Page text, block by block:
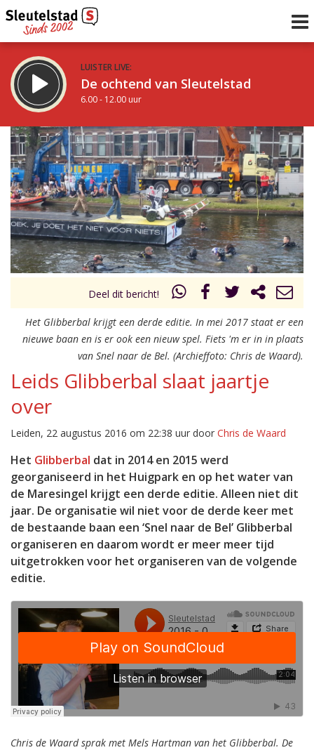
LUISTER LIVE:
De ochtend van Sleutelstad
6.00 - 12.00 uur
STRAKS:
De middag van Sleutelstad
12.00 - 19.00 uur
Vorig uur
uur 1 van 0 Volgend uur
Inklappen
Deel dit bericht!
Het Glibberbal krijgt een derde editie. In mei 2017 staat er een
nieuwe baan en is er ook een nieuw spel. Fiets 'm er in in plaats
van Snel naar de Bel. (Archieffoto: Chris de Waard).
Leids Glibberbal slaat jaartje
over
Leiden, 22 augustus 2016 om 22:38 uur door Chris de Waard
Het Glibberbal dat in 2014 en 2015 werd
georganiseerd in het Huigpark en op het water van
de Maresingel krijgt een derde editie. Alleen niet dit
jaar. De organisatie wil niet voor de derde keer met
de bestaande baan een ‘Snel naar de Bel’ Glibberbal
organiseren en daarom wordt er meer meer tijd
uitgetrokken voor het organiseren van de volgende
editie.
Chris de Waard sprak met Mels Hartman van het Glibberbal. De